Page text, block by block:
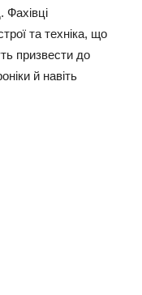
Фахівці
та техніка, що
призвести до
й навіть